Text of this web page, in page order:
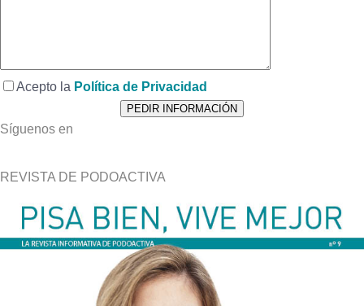
Acepto la Política de Privacidad
Síguenos en
REVISTA DE PODOACTIVA